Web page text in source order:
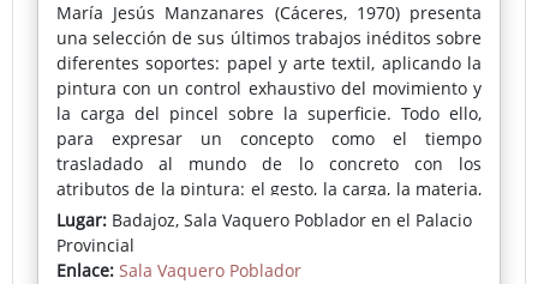
María Jesús Manzanares (Cáceres, 1970) presenta
una selección de sus últimos trabajos inéditos sobre
diferentes soportes: papel y arte textil, aplicando la
pintura con un control exhaustivo del movimiento y
la carga del pincel sobre la superficie. Todo ello,
para expresar un concepto como el tiempo
trasladado al mundo de lo concreto con los
atributos de la pintura: el gesto, la carga, la materia,
las capas y sus transparencias, la opacidad y la
pintura que narra prescindiendo, en ocasiones, de
la figura.
Lugar: Badajoz, Sala Vaquero Poblador en el Palacio
Provincial
Enlace: Sala Vaquero Poblador